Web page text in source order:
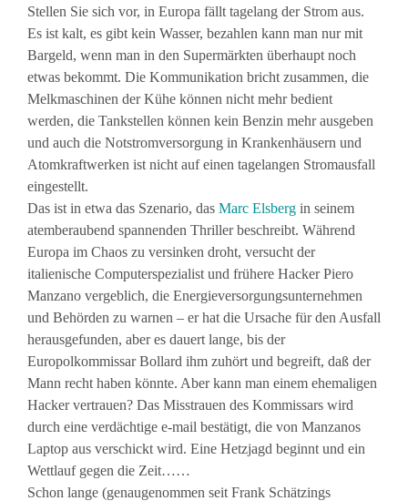
Stellen Sie sich vor, in Europa fällt tagelang der Strom aus.
Es ist kalt, es gibt kein Wasser, bezahlen kann man nur mit
Bargeld, wenn man in den Supermärkten überhaupt noch
etwas bekommt. Die Kommunikation bricht zusammen, die
Melkmaschinen der Kühe können nicht mehr bedient
werden, die Tankstellen können kein Benzin mehr ausgeben
und auch die Notstromversorgung in Krankenhäusern und
Atomkraftwerken ist nicht auf einen tagelangen Stromausfall
eingestellt.
Das ist in etwa das Szenario, das Marc Elsberg in seinem
atemberaubend spannenden Thriller beschreibt. Während
Europa im Chaos zu versinken droht, versucht der
italienische Computerspezialist und frühere Hacker Piero
Manzano vergeblich, die Energieversorgungsunternehmen
und Behörden zu warnen – er hat die Ursache für den Ausfall
herausgefunden, aber es dauert lange, bis der
Europolkommissar Bollard ihm zuhört und begreift, daß der
Mann recht haben könnte. Aber kann man einem ehemaligen
Hacker vertrauen? Das Misstrauen des Kommissars wird
durch eine verdächtige e-mail bestätigt, die von Manzanos
Laptop aus verschickt wird. Eine Hetzjagd beginnt und ein
Wettlauf gegen die Zeit……
Schon lange (genaugenommen seit Frank Schätzings